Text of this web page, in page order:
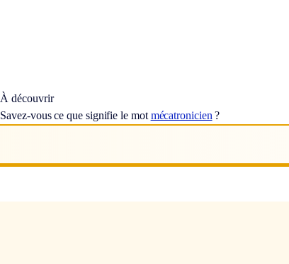
À découvrir
Savez-vous ce que signifie le mot mécatronicien ?